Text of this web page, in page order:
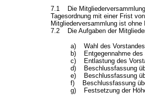
7.1 Die Mitgliederversammlung
Tagesordnung mit einer Frist
Mitgliederversammlung ist
7.2 Die Aufgaben der
a) Wahl des Vorstandes
b) Entgegennahme des
c) Entlastung des
d) Beschlussfassung
e) Beschlussfassung
f) Beschlussfassung
g) Festsetzung der